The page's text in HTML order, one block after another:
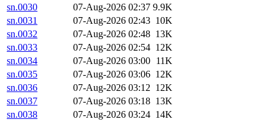
sn.0030
07-Aug-2026 02:37 9.9K
sn.0031
07-Aug-2026 02:43 10K
sn.0032
07-Aug-2026 02:48 13K
sn.0033
07-Aug-2026 02:54 12K
sn.0034
07-Aug-2026 03:00 11K
sn.0035
07-Aug-2026 03:06 12K
sn.0036
07-Aug-2026 03:12 12K
sn.0037
07-Aug-2026 03:18 13K
sn.0038
07-Aug-2026 03:24 14K